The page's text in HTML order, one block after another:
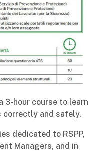
3-hour course to learn
correctly and safely.
dedicated to RSPP,
Managers, and in